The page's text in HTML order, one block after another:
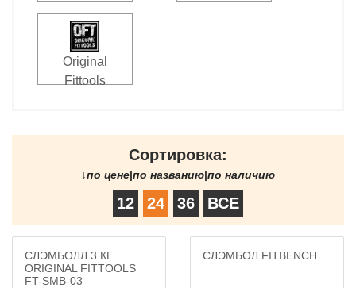
Original
Fittools
Сортировка:
↓по цене|по названию|по наличию
12 24 36 ВСЕ
СЛЭМБОЛЛ 3 КГ
ORIGINAL FITTOOLS
FT-SMB-03
СЛЭМБОЛ FITBENCH